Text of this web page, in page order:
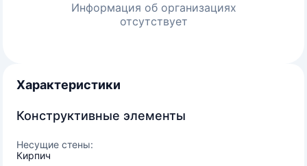
Информация об организациях
отсутствует
Характеристики
Конструктивные элементы
Несущие стены:
Кирпич